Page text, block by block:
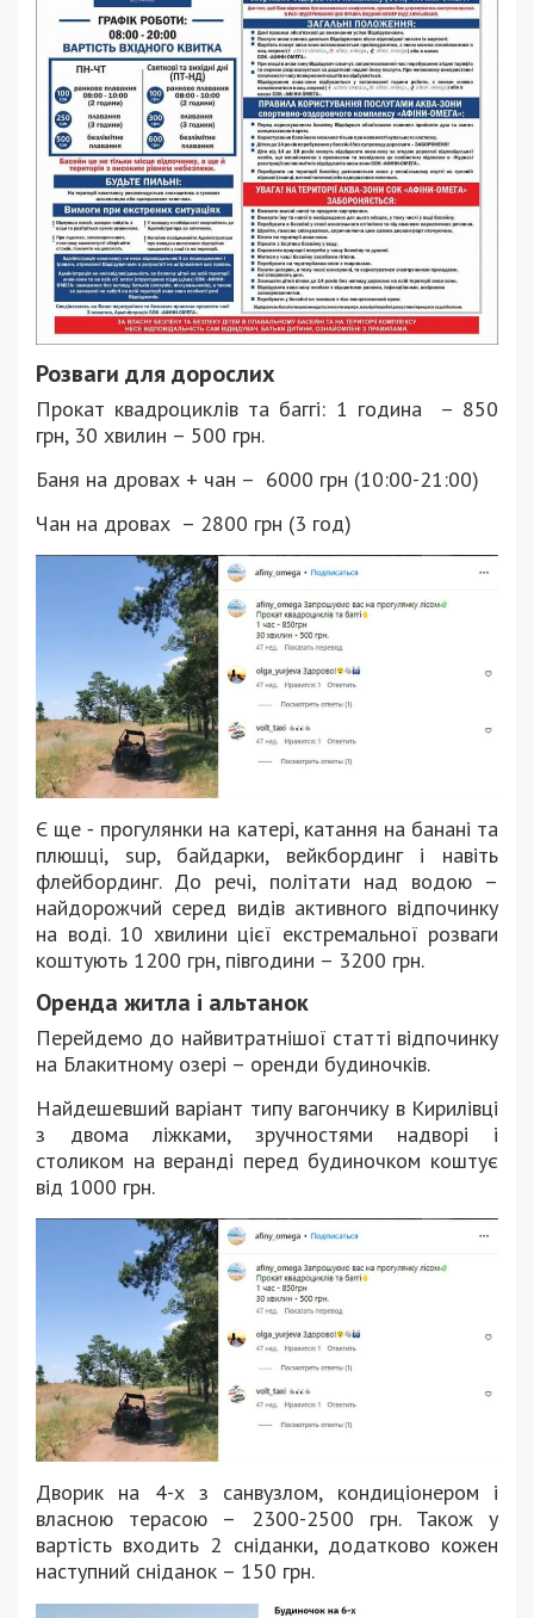
Розваги для дорослих
Прокат квадроциклів та баггі: 1 година – 850
грн, 30 хвилин – 500 грн.
Баня на дровах + чан – 6000 грн (10:00-21:00)
Чан на дровах – 2800 грн (3 год)
Є ще ⁃ прогулянки на катері, катання на банані та
плюшці, sup, байдарки, вейкбординг і навіть
флейбординг. До речі, політати над водою –
найдорожчий серед видів активного відпочинку
на воді. 10 хвилини цієї екстремальної розваги
коштують 1200 грн, півгодини – 3200 грн.
Оренда житла і альтанок
Перейдемо до найвитратнішої статті відпочинку
на Блакитному озері – оренди будиночків.
Найдешевший варіант типу вагончику в Кирилівці
з двома ліжками, зручностями надворі і
столиком на веранді перед будиночком коштує
від 1000 грн.
Дворик на 4-х з санвузлом, кондиціонером і
власною терасою – 2300-2500 грн. Також у
вартість входить 2 сніданки, додатково кожен
наступний сніданок – 150 грн.